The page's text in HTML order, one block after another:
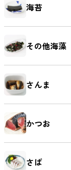
海苔
その他海藻
さんま
かつお
さば